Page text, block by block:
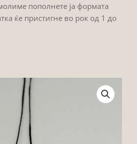
пополнете ја формата
ќе пристигне во рок од 1 до